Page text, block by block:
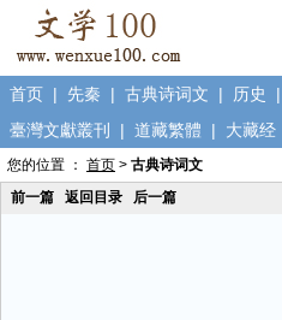
首页 | 先秦 | 古典诗词文 | 历史 |
臺灣文獻叢刊
| 道藏繁體 | 大藏经
您的位置 ： 首页 > 古典诗词文
前一篇
返回目录 后一篇